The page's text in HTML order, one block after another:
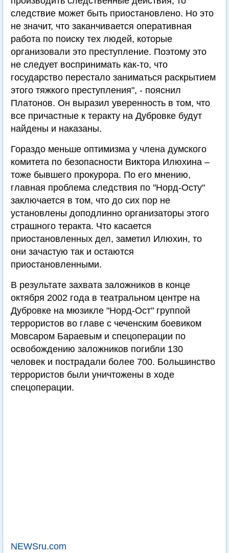
следствие может быть приостановлено. Но это
не значит, что заканчивается оперативная
работа по поиску тех людей, которые
организовали это преступление. Поэтому это
не следует воспринимать как-то, что
государство перестало заниматься раскрытием
этого тяжкого преступления", - пояснил
Платонов. Он выразил уверенность в том, что
все причастные к теракту на Дубровке будут
найдены и наказаны.
Гораздо меньше оптимизма у члена думского
комитета по безопасности Виктора Илюхина –
тоже бывшего прокурора. По его мнению,
главная проблема следствия по "Норд-Осту"
заключается в том, что до сих пор не
установлены доподлинно организаторы этого
страшного теракта. Что касается
приостановленных дел, заметил Илюхин, то
они зачастую так и остаются
приостановленными.
В результате захвата заложников в конце
октября 2002 года в театральном центре на
Дубровке на мюзикле "Норд-Ост" группой
террористов во главе с чеченским боевиком
Мовсаром Бараевым и спецоперации по
освобождению заложников погибли 130
человек и пострадали более 700. Большинство
террористов были уничтожены в ходе
спецоперации.
NEWSru.com